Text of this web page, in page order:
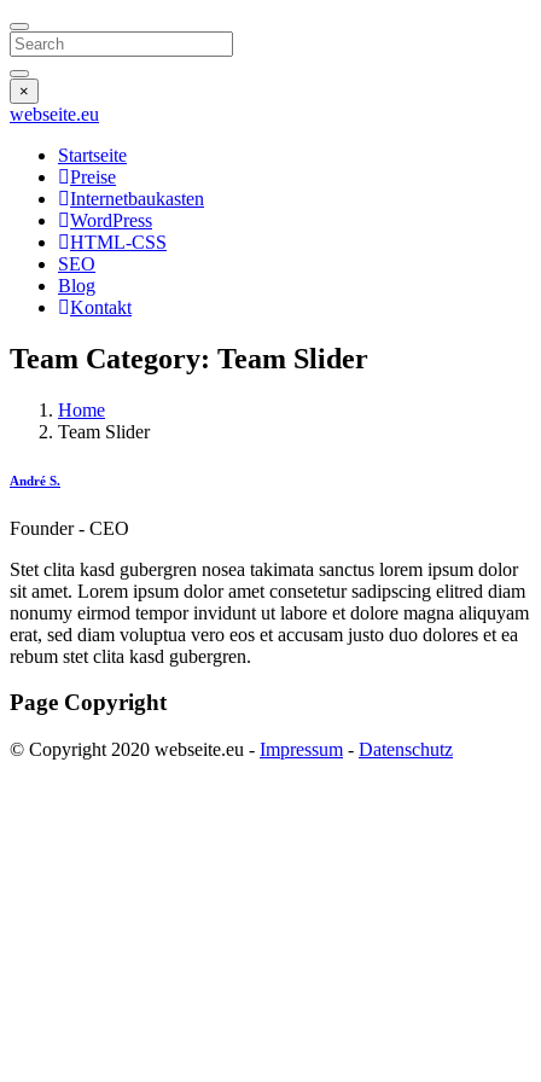
Search
×
webseite.eu
Startseite
Preise
Internetbaukasten
WordPress
HTML-CSS
SEO
Blog
Kontakt
Team Category: Team Slider
Home
Team Slider
André S.
Founder - CEO
Stet clita kasd gubergren nosea takimata sanctus lorem ipsum dolor
sit amet. Lorem ipsum dolor amet consetetur sadipscing elitred diam
nonumy eirmod tempor invidunt ut labore et dolore magna aliquyam
erat, sed diam voluptua vero eos et accusam justo duo dolores et ea
rebum stet clita kasd gubergren.
Page Copyright
© Copyright 2020 webseite.eu - Impressum - Datenschutz